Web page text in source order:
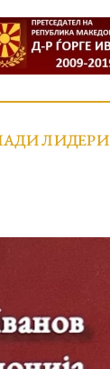
ЛИДЕРИ